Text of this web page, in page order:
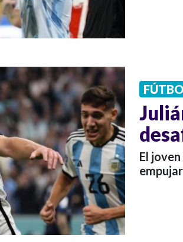
El